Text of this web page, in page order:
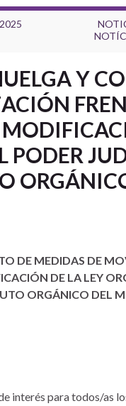
Y
DE MEDIDAS DE
DE LA LEY
ORGÁNICO DEL
interés para todos/as